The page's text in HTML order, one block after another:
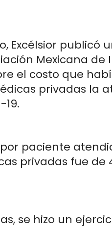
Excélsior publicó
Mexicana de
el costo que
privadas la
paciente
privadas fue de
se hizo un